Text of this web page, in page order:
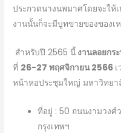
ประกวดนางนพมาศโดยจะให้
งานนั้นก็จะมีบูทขายของของ
สำหรับปี 2565 นี้ งานลอยกร
ที่ 26-27 พฤศจิกายน 2566
หน้าหอประชุมใหญ่ มหาวิทยา
ที่อยู่ : 50 ถนนงามวงศ์
กรุงเทพฯ